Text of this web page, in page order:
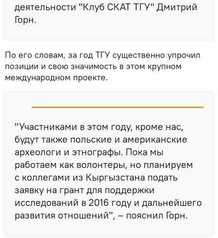
деятельности "Клуб СКАТ ТГУ" Дмитрий
Горн.
По его словам, за год ТГУ существенно упрочил
позиции и свою значимость в этом крупном
международном проекте.
"Участниками в этом году, кроме нас,
будут также польские и американские
археологи и этнографы. Пока мы
работаем как волонтеры, но планируем
с коллегами из Кыргызстана подать
заявку на грант для поддержки
исследований в 2016 году и дальнейшего
развития отношений", – пояснил Горн.